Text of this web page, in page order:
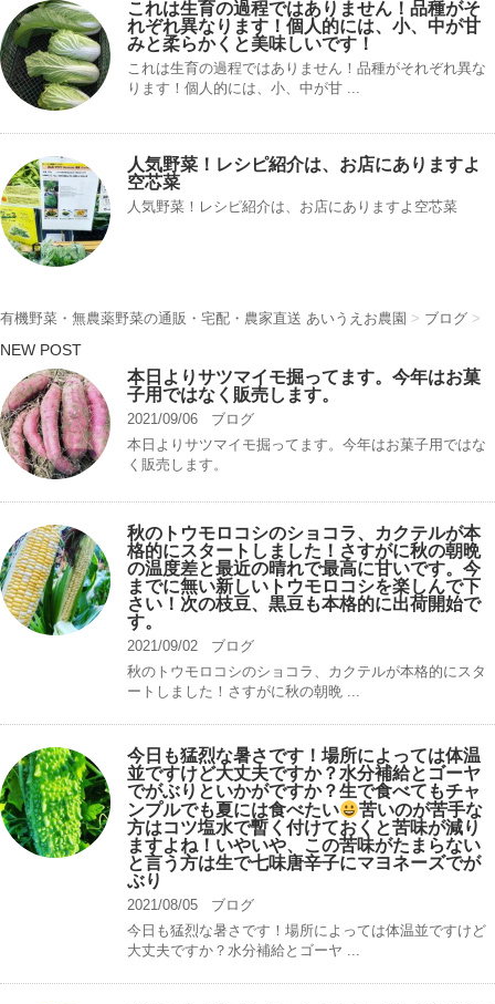
これは生育の過程ではありません！品種がそ
れぞれ異なります！個人的には、小、中が甘
みと柔らかくと美味しいです！
これは生育の過程ではありません！品種がそれぞれ異な
ります！個人的には、小、中が甘 ...
人気野菜！レシピ紹介は、お店にありますよ
空芯菜
人気野菜！レシピ紹介は、お店にありますよ空芯菜
有機野菜・無農薬野菜の通販・宅配・農家直送 あいうえお農園 > ブログ >
NEW POST
本日よりサツマイモ掘ってます。今年はお菓
子用ではなく販売します。
2021/09/06
ブログ
本日よりサツマイモ掘ってます。今年はお菓子用ではな
く販売します。
秋のトウモロコシのショコラ、カクテルが本
格的にスタートしました！さすがに秋の朝晩
の温度差と最近の晴れで最高に甘いです。今
までに無い新しいトウモロコシを楽しんで下
さい！次の枝豆、黒豆も本格的に出荷開始で
す。
2021/09/02
ブログ
秋のトウモロコシのショコラ、カクテルが本格的にスタ
ートしました！さすがに秋の朝晩 ...
今日も猛烈な暑さです！場所によっては体温
並ですけど大丈夫ですか？水分補給とゴーヤ
でがぶりといかがですか？生で食べてもチャ
ンプルでも夏には食べたい
苦いのが苦手な
方はコツ塩水で暫く付けておくと苦味が減り
ますよね！いやいや、この苦味がたまらない
と言う方は生で七味唐辛子にマヨネーズでが
ぶり
2021/08/05
ブログ
今日も猛烈な暑さです！場所によっては体温並ですけど
大丈夫ですか？水分補給とゴーヤ ...